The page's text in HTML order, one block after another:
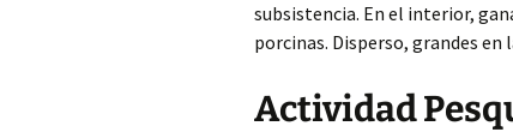
subsistencia. En el interior,
porcinas. Disperso, grandes en
Actividad